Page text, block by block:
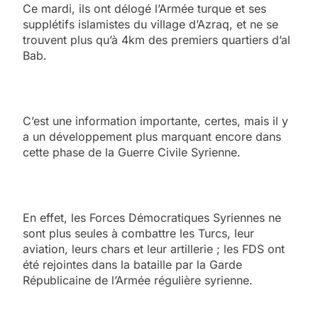
Ce mardi, ils ont délogé l’Armée turque et ses
supplétifs islamistes du village d’Azraq, et ne se
trouvent plus qu’à 4km des premiers quartiers d’al
Bab.
C’est une information importante, certes, mais il y
a un développement plus marquant encore dans
cette phase de la Guerre Civile Syrienne.
En effet, les Forces Démocratiques Syriennes ne
sont plus seules à combattre les Turcs, leur
aviation, leurs chars et leur artillerie ; les FDS ont
été rejointes dans la bataille par la Garde
Républicaine de l’Armée régulière syrienne.